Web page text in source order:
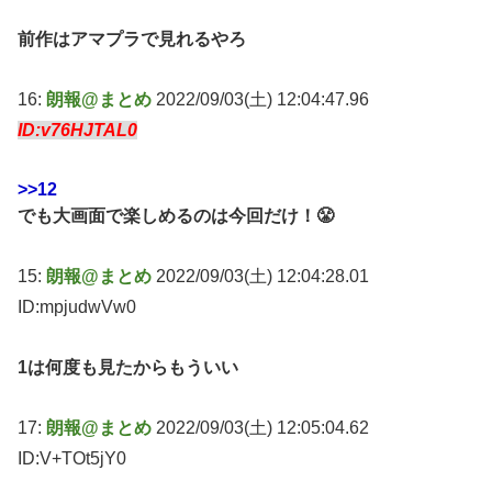
前作はアマプラで見れるやろ
16: 朗報@まとめ 2022/09/03(土) 12:04:47.96
ID:v76HJTAL0
>>12
でも大画面で楽しめるのは今回だけ！😤
15: 朗報@まとめ 2022/09/03(土) 12:04:28.01
ID:mpjudwVw0
1は何度も見たからもういい
17: 朗報@まとめ 2022/09/03(土) 12:05:04.62
ID:V+TOt5jY0